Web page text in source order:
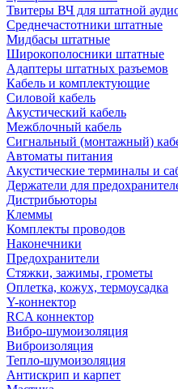
Твитеры ВЧ для штатной
Среднечастотники штатные
Мидбасы штатные
Широкополосники штатные
Адаптеры штатных разъемов
Кабель и комплектующие
Силовой кабель
Акустический кабель
Межблочный кабель
Сигнальный (монтажный)
Автоматы питания
Акустические терминалы и
Держатели для
Дистрибьюторы
Клеммы
Комплекты проводов
Наконечники
Предохранители
Стяжки, зажимы, грометы
Оплетка, кожух, термоусадка
Y-коннектор
RCA коннектор
Вибро-шумоизоляция
Виброизоляция
Тепло-шумоизоляция
Антискрип и карпет